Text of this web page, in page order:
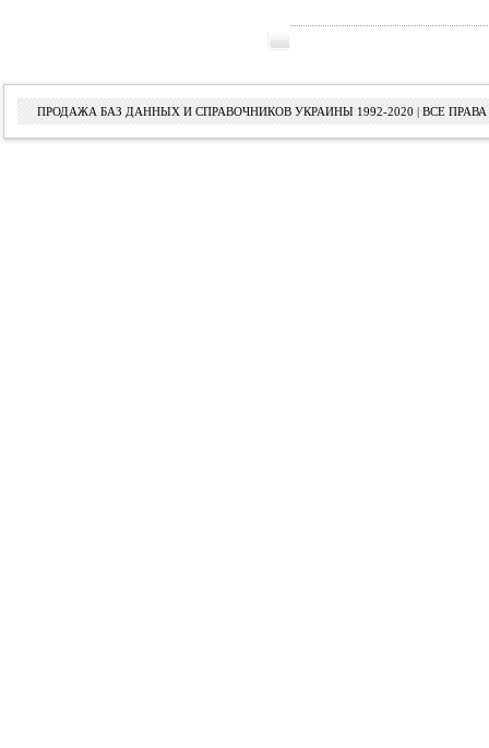
ПРОДАЖА БАЗ ДАННЫХ И СПРАВОЧНИКОВ УКРАИНЫ 1992-2020 | ВСЕ